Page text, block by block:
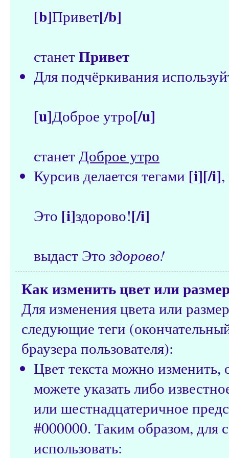
[b]Привет[/b]
станетПривет
Для подчёркивания
[u]Доброе утро[/u]
станетДоброе утро
Курсив делается тегами [i][/i]
Это [i]здорово![/i]
выдаст Этоздорово!
Как изменить цвет или
Для изменения цвета или
следующие теги
браузера пользователя):
Цвет текста можно
можете указать либо
или шестнадцатеричное
#000000. Таким образом, для
использовать: